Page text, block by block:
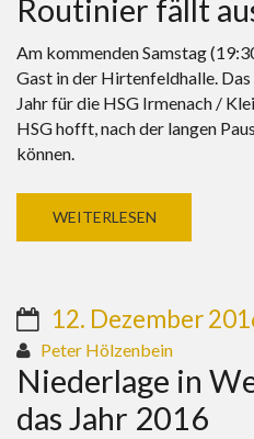
Routinier fällt
Am kommenden Samstag
Gast in der Hirtenfeldhalle.
Jahr für die HSG Irmenach /
HSG hofft, nach der langen
können.
WEITERLESEN
12. Dezember
Peter Hölzenbein
Niederlage in
das Jahr 2016